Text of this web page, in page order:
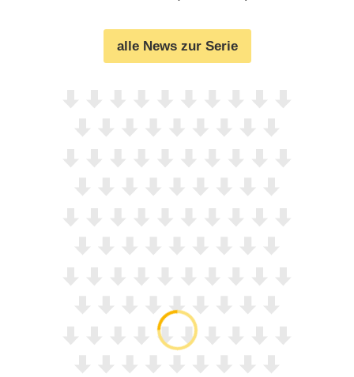
alle News zur Serie